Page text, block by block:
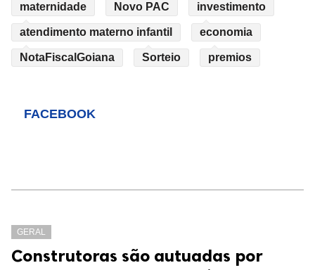
maternidade Novo PAC investimento
atendimento materno infantil economia
NotaFiscalGoiana Sorteio premios
FACEBOOK
GERAL
Construtoras são autuadas por